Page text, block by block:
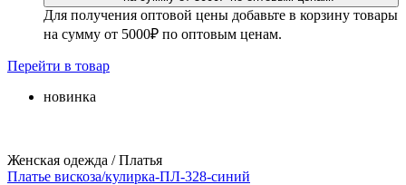
Для получения оптовой цены добавьте в корзину товары
на сумму от 5000₽ по оптовым ценам.
Перейти в товар
новинка
Женская одежда / Платья
Платье вискоза/кулирка-ПЛ-328-синий